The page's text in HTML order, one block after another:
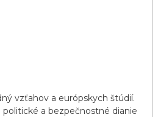
vzťahov a európskych štúdií.
politické a bezpečnostné dianie